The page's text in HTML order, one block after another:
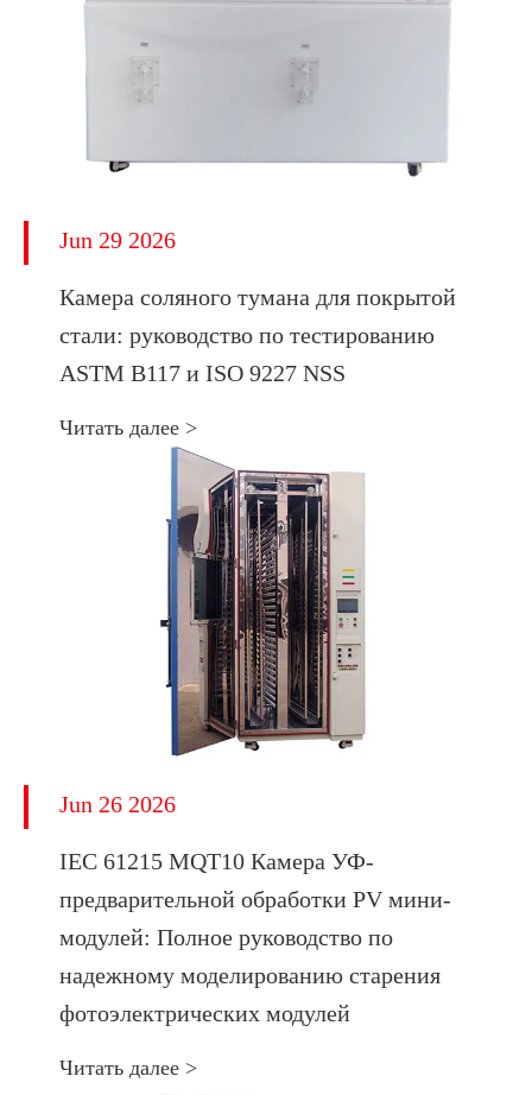
Jun 29 2026
Камера соляного тумана для покрытой
стали: руководство по тестированию
ASTM B117 и ISO 9227 NSS
Читать далее >
Jun 26 2026
IEC 61215 MQT10 Камера УФ-
предварительной обработки PV мини-
модулей: Полное руководство по
надежному моделированию старения
фотоэлектрических модулей
Читать далее >